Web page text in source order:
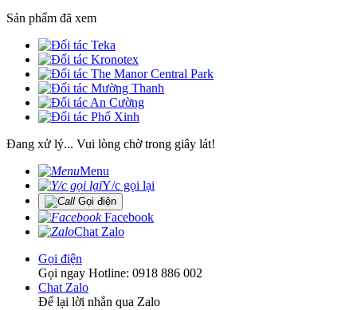
Sản phẩm đã xem
Đang xử lý... Vui lòng chờ trong giây lát!
Menu
Y/c gọi lại
Gọi điện
Facebook
Chat Zalo
Gọi điện
Gọi ngay Hotline: 0918 886 002
Chat Zalo
Để lại lời nhắn qua Zalo